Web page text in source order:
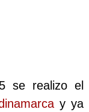
se realizo el
y ya